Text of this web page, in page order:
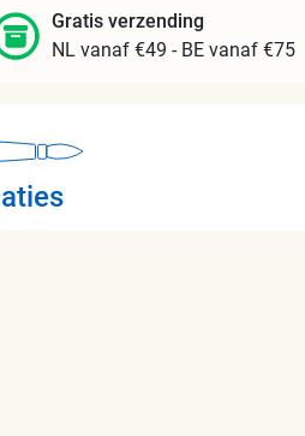
Gratis verzending
NL vanaf €49 - BE vanaf €75